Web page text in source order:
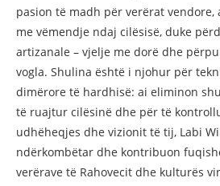
pasion të madh për verërat
me vëmendje ndaj cilësisë, duke
artizanale – vjelje me dorë dhe
vogla. Shulina është i njohur për
dimërore të hardhisë: ai eliminon
të ruajtur cilësinë dhe për të
udhëheqjes dhe vizionit të tij, Labi
ndërkombëtar dhe kontribuon
verërave të Rahovecit dhe kulturës